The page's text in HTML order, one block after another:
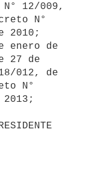
12/009,
N°
2010;
enero de
27 de
012, de
N°